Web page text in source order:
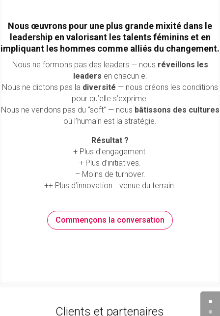
Nous œuvrons pour une plus grande mixité dans le
leadership en valorisant les talents féminins et en
impliquant les hommes comme alliés du changement.
Nous ne formons pas des leaders — nous réveillons les
leaders en chacun·e
Nous ne dictons pas la diversité — nous créons les conditions
pour qu’elle s’exprime
Nous ne vendons pas du “soft” — nous bâtissons des cultures
où l’humain est la stratégie
Résultat ?
+ Plus d’engagement.
+ Plus d’initiatives.
– Moins de turnover.
++ Plus d’innovation… venue du terrain.
Commençons la conversation
Clients et partenaires